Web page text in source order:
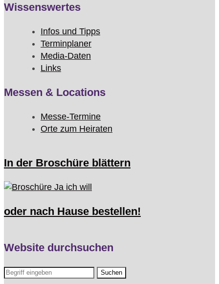
Wissenswertes
Infos und Tipps
Terminplaner
Media-Daten
Links
Messen & Locations
Messe-Termine
Orte zum Heiraten
In der Broschüre blättern
oder nach Hause bestellen!
Website durchsuchen